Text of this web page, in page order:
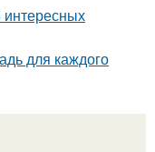
интересных
для каждого